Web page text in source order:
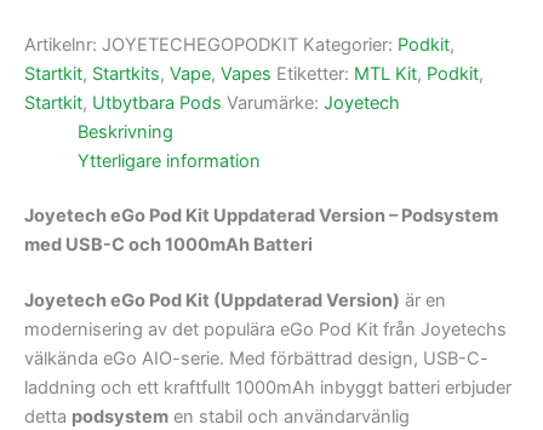
Artikelnr: JOYETECHEGOPODKIT Kategorier: Podkit,
Startkit, Startkits, Vape, Vapes Etiketter: MTL Kit, Podkit,
Startkit, Utbytbara Pods Varumärke: Joyetech
Beskrivning
Ytterligare information
Joyetech eGo Pod Kit Uppdaterad Version – Podsystem
med USB-C och 1000mAh Batteri
Joyetech eGo Pod Kit (Uppdaterad Version) är en
modernisering av det populära eGo Pod Kit från Joyetechs
välkända eGo AIO-serie. Med förbättrad design, USB-C-
laddning och ett kraftfullt 1000mAh inbyggt batteri erbjuder
detta podsystem en stabil och användarvänlig